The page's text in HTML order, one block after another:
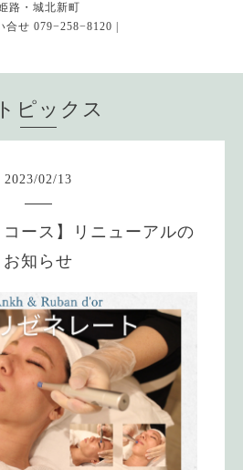
路・城北新町
合せ 079−258−8120 |
ピックス
2023/02/13
コース】リニューアルの
お知らせ